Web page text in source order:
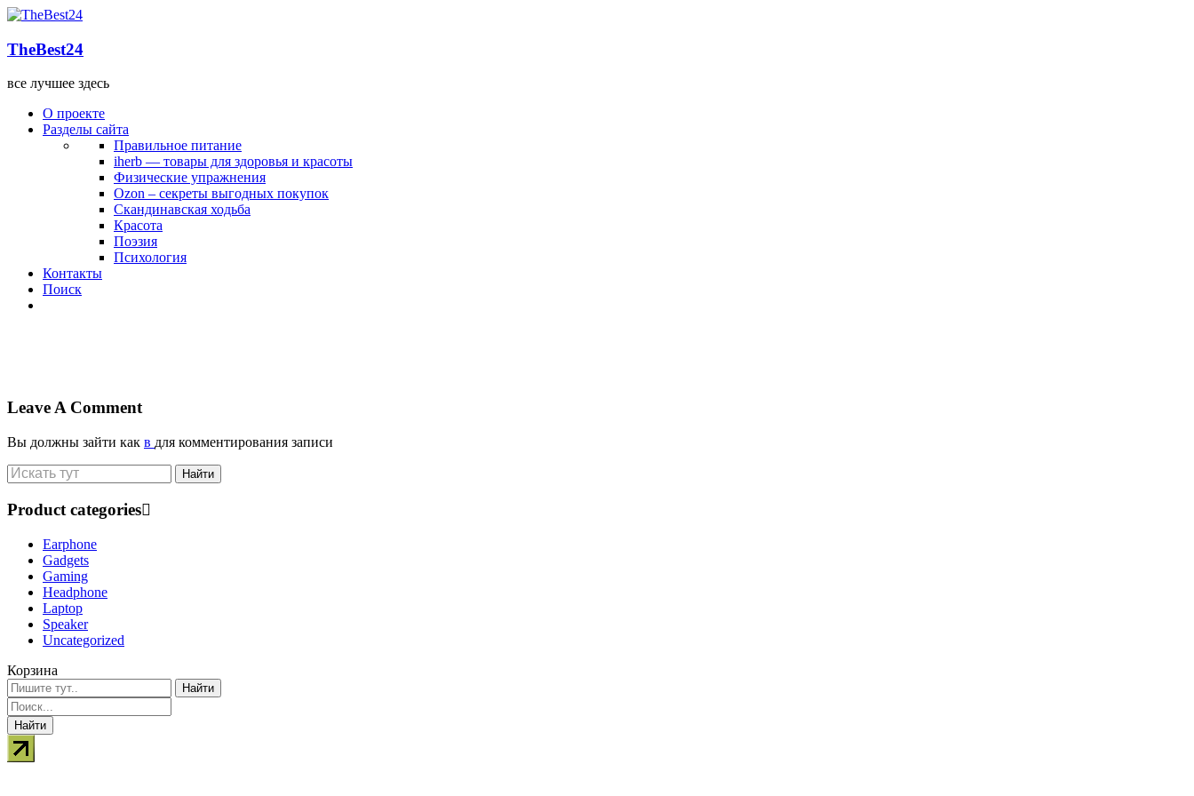
TheBest24
все лучшее здесь
О проекте
Разделы сайта
Правильное питание
iherb — товары для здоровья и красоты
Физические упражнения
Ozon – секреты выгодных покупок
Скандинавская ходьба
Красота
Поэзия
Психология
Контакты
Поиск
Leave A Comment
Вы должны зайти как в для комментирования записи
Product categories
Earphone
Gadgets
Gaming
Headphone
Laptop
Speaker
Uncategorized
Корзина